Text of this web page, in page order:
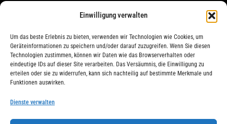
Einwilligung verwalten
Um das beste Erlebnis zu bieten, verwenden wir Technologien wie Cookies, um
Geräteinformationen zu speichern und/oder darauf zuzugreifen. Wenn Sie diesen
Technologien zustimmen, können wir Daten wie das Browserverhalten oder
eindeutige IDs auf dieser Site verarbeiten. Das Versäumnis, die Einwilligung zu
erteilen oder sie zu widerrufen, kann sich nachteilig auf bestimmte Merkmale und
Funktionen auswirken.
Dienste verwalten
Ladentelefon : 079 747 00 36
KissMyWheels / LifeRacer - Zürich Unterstrass
Laden und Reparatur
Ladentelefon : 078 261 06 40
KissMyWheels / LifeRacer - Zürich Wiedikon
Reparatur
Ladentelefon : 044 594 48 87